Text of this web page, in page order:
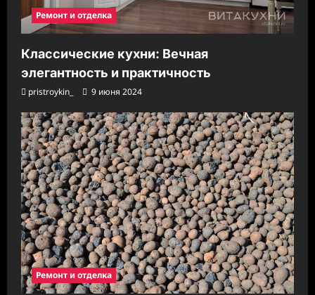
Ремонт и отделка
Классические кухни: Вечная
элегантность и практичность
pristroykin_ 9 июня 2024
Ремонт и отделка